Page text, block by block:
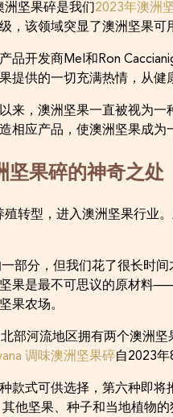
坚果碎是我们 2023年澳洲
，该领域突显了澳洲坚果可
品开发商Mel和Ron
提供的一切充满热情，从健
来，澳洲坚果一直被视为
相应产品，使澳洲坚果成为
果碎的神奇之处
转型，进入澳洲坚果行业
部分，但我们花了很长时
果是最不可思议的原材料
果农场。
部河流地区拥有两个澳洲
调味澳洲坚果碎自2023
款式可供选择，第六种即
他坚果、种子和当地植物的